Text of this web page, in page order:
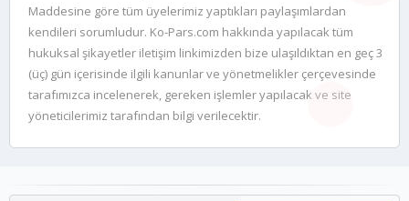
Maddesine göre tüm üyelerimiz yaptıkları paylaşımlardan
kendileri sorumludur. Ko-Pars.com hakkında yapılacak tüm
hukuksal şikayetler iletişim linkimizden bize ulaşıldıktan en geç 3
(üç) gün içerisinde ilgili kanunlar ve yönetmelikler çerçevesinde
tarafımızca incelenerek, gereken işlemler yapılacak ve site
yöneticilerimiz tarafından bilgi verilecektir.